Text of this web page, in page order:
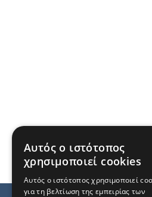
Αυτός ο ιστότοπος
χρησιμοποιεί cookies
Αυτός ο ιστότοπος χρησιμοποιεί
για τη βελτίωση της εμπειρίας των